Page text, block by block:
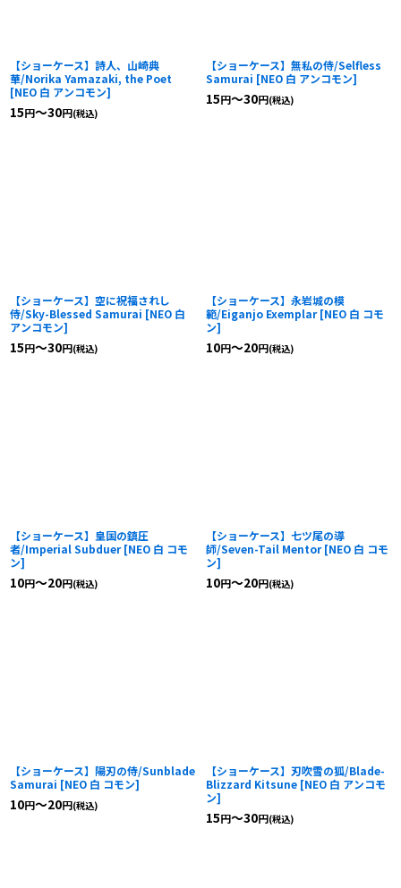
【ショーケース】詩人、山崎典
華/Norika Yamazaki, the Poet
[NEO 白 アンコモン]
15円～30円(税込)
【ショーケース】無私の侍/Selfless
Samurai [NEO 白 アンコモン]
15円～30円(税込)
【ショーケース】空に祝福されし
侍/Sky-Blessed Samurai [NEO 白
アンコモン]
15円～30円(税込)
【ショーケース】永岩城の模
範/Eiganjo Exemplar [NEO 白 コモ
ン]
10円～20円(税込)
【ショーケース】皇国の鎮圧
者/Imperial Subduer [NEO 白 コモ
ン]
10円～20円(税込)
【ショーケース】七ツ尾の導
師/Seven-Tail Mentor [NEO 白 コモ
ン]
10円～20円(税込)
【ショーケース】陽刃の侍/Sunblade
Samurai [NEO 白 コモン]
10円～20円(税込)
【ショーケース】刃吹雪の狐/Blade-
Blizzard Kitsune [NEO 白 アンコモ
ン]
15円～30円(税込)